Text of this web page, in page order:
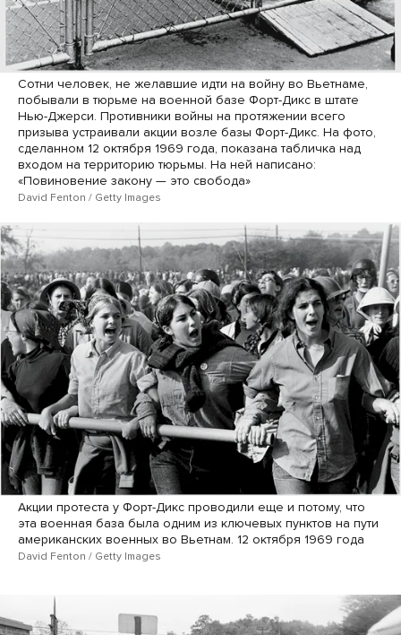
Сотни человек, не желавшие идти на войну во Вьетнаме,
побывали в тюрьме на военной базе Форт-Дикс в штате
Нью-Джерси. Противники войны на протяжении всего
призыва устраивали акции возле базы Форт-Дикс. На фото,
сделанном 12 октября 1969 года, показана табличка над
входом на территорию тюрьмы. На ней написано:
«Повиновение закону — это свобода»
David Fenton / Getty Images
Акции протеста у Форт-Дикс проводили еще и потому, что
эта военная база была одним из ключевых пунктов на пути
американских военных во Вьетнам. 12 октября 1969 года
David Fenton / Getty Images